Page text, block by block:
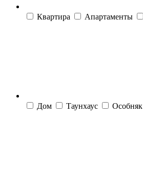
Квартира Апартаменты
Дом Таунхаус Особняк